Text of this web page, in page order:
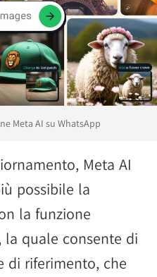
Meta AI su WhatsApp
Meta AI
possibile la
la funzione
la quale consente di
di riferimento, che